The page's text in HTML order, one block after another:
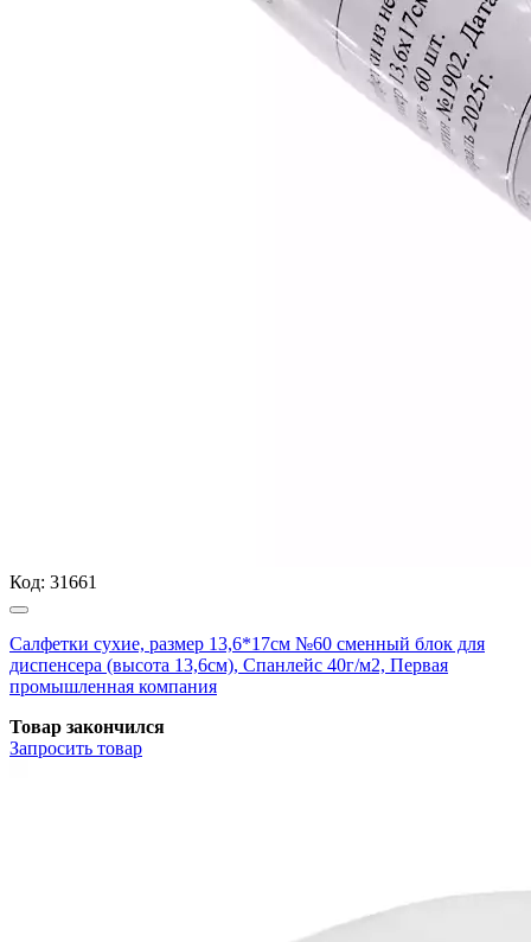
Код: 31661
Салфетки сухие, размер 13,6*17см №60 сменный блок для
диспенсера (высота 13,6см), Спанлейс 40г/м2, Первая
промышленная компания
Товар закончился
Запросить товар